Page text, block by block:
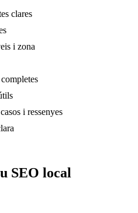
clares
i zona
i ressenyes
SEO local